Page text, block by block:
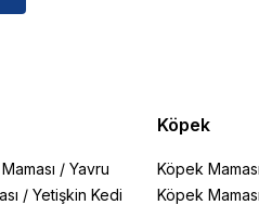
/ Yavru
/ Yetişkin Kedi
Köpek
Köpek Maması
Köpek Maması